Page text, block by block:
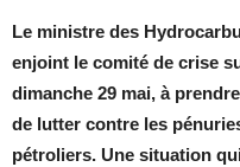
Le ministre des
enjoint le comité de crise
dimanche 29 mai, à
de lutter contre les
pétroliers. Une situation